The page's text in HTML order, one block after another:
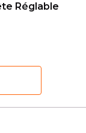
Réglable